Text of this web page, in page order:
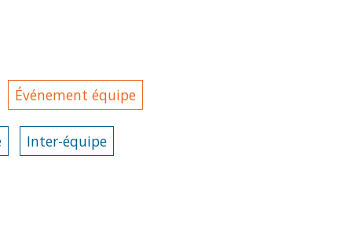
Événement équipe
Inter-équipe